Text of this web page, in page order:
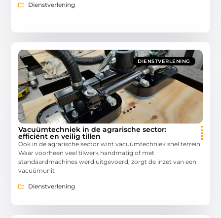
Dienstverlening
DIENSTVERLENING
Vacuümtechniek in de agrarische sector:
efficiënt en veilig tillen
Ook in de agrarische sector wint vacuümtechniek snel terrein.
Waar voorheen veel tilwerk handmatig of met
standaardmachines werd uitgevoerd, zorgt de inzet van een
vacuümunit
Dienstverlening